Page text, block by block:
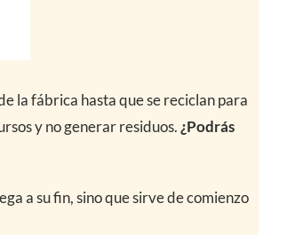
la fábrica hasta que se reciclan para
y no generar residuos.¿Podrás
a su fin, sino que sirve de comienzo